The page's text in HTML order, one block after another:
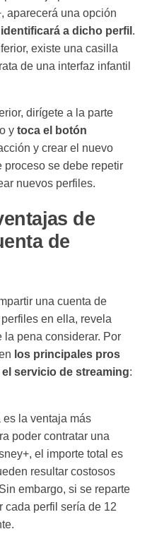
aparecerá una opción
a dicho perfil .
existe una casilla
de una interfaz infantil
dirígete a la parte
y toca el botón
y crear el nuevo
proceso se debe repetir
nuevos perfiles.
de
de
una cuenta de
en ella, revela
la pena considerar. Por
los principales pros
servicio de streaming:
es la ventaja más
poder contratar una
el importe total es
resultar costosos
embargo, si se reparte
cada perfil sería de 12